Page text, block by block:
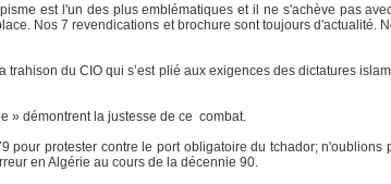
est l'un des plus emblématiques et il ne s'achève pas
Nos 7 revendications et brochure sont toujours d'actualité.
du CIO qui s’est plié aux exigences des dictatures
» démontrent la justesse de ce combat.
protester contre le port obligatoire du tchador; n'oublions
en Algérie au cours de la décennie 90.